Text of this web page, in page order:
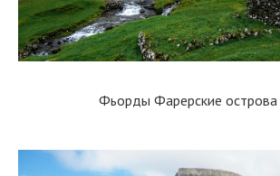
Фьорды Фарерские острова